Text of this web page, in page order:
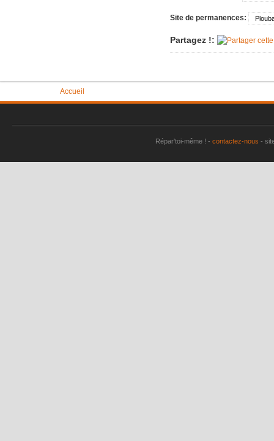
Site de permanences:
Partagez !:
Accueil
Répar'toi-même ! - contactez-nous -